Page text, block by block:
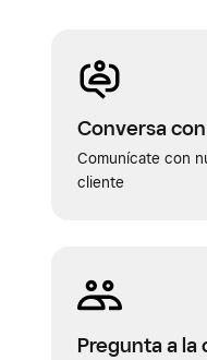
Conversa
Comunícate con
cliente
Pregunta a la